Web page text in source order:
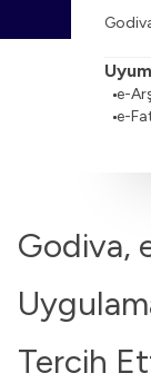
e-
e-
Godiva,
Tercih